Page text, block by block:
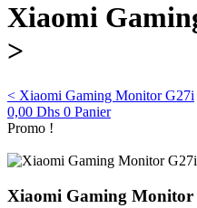
Xiaomi
>
< Xiaomi Gaming Monitor G27i
0,00 Dhs 0 Panier
Promo !
Xiaomi Gaming Monitor